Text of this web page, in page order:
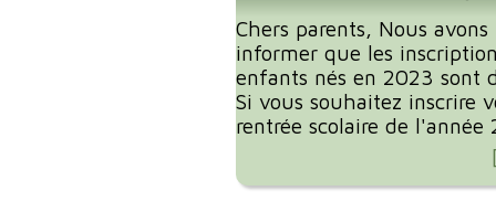
Chers parents, Nous
informer que les
enfants nés en 2023 sont
Si vous souhaitez inscrire
rentrée scolaire de